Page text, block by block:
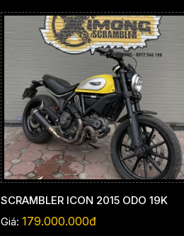
SCRAMBLER ICON 2015 ODO 19K
Giá: 179.000.000đ